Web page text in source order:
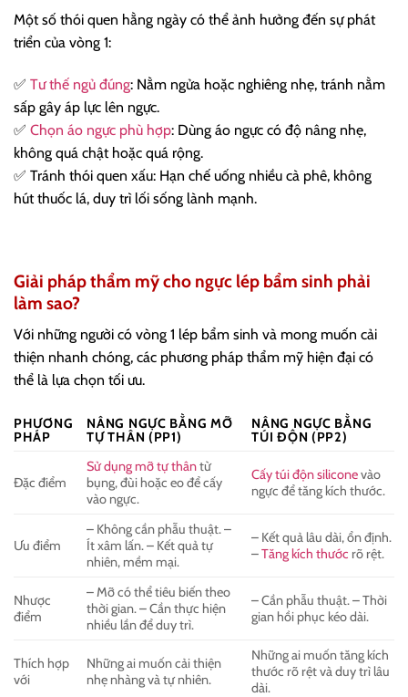
Một số thói quen hằng ngày có thể ảnh hưởng đến sự phát
triển của vòng 1:
✅ Tư thế ngủ đúng: Nằm ngửa hoặc nghiêng nhẹ, tránh nằm
sấp gây áp lực lên ngực.
✅ Chọn áo ngực phù hợp: Dùng áo ngực có độ nâng nhẹ,
không quá chật hoặc quá rộng.
✅ Tránh thói quen xấu: Hạn chế uống nhiều cà phê, không
hút thuốc lá, duy trì lối sống lành mạnh.
Giải pháp thẩm mỹ cho ngực lép bẩm sinh phải
làm sao?
Với những người có vòng 1 lép bẩm sinh và mong muốn cải
thiện nhanh chóng, các phương pháp thẩm mỹ hiện đại có
thể là lựa chọn tối ưu.
PHƯƠNG
PHÁP
NÂNG NGỰC BẰNG MỠ
TỰ THÂN (PP1)
NÂNG NGỰC BẰNG
TÚI ĐỘN (PP2)
Đặc điểm
Sử dụng mỡ tự thântừ
bụng, đùi hoặc eo để cấy
vào ngực.
Cấy túi độn siliconevào
ngực để tăng kích thước.
Ưu điểm
– Không cần phẫu thuật. –
Ít xâm lấn. – Kết quả tự
nhiên, mềm mại.
– Kết quả lâu dài, ổn định.
–Tăng kích thước rõ rệt.
Nhược
điểm
– Mỡ có thể tiêu biến theo
thời gian. – Cần thực hiện
nhiều lần để duy trì.
– Cần phẫu thuật. – Thời
gian hồi phục kéo dài.
Thích hợp
với
Những ai muốn cải thiện
nhẹ nhàng và tự nhiên.
Những ai muốn tăng kích
thước rõ rệt và duy trì lâu
dài.